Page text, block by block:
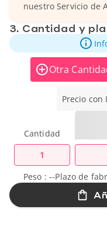
nuestro Servicio de
3. Cantidad y
Otra
Precio con
Cantidad
1
Peso :--Plazo de